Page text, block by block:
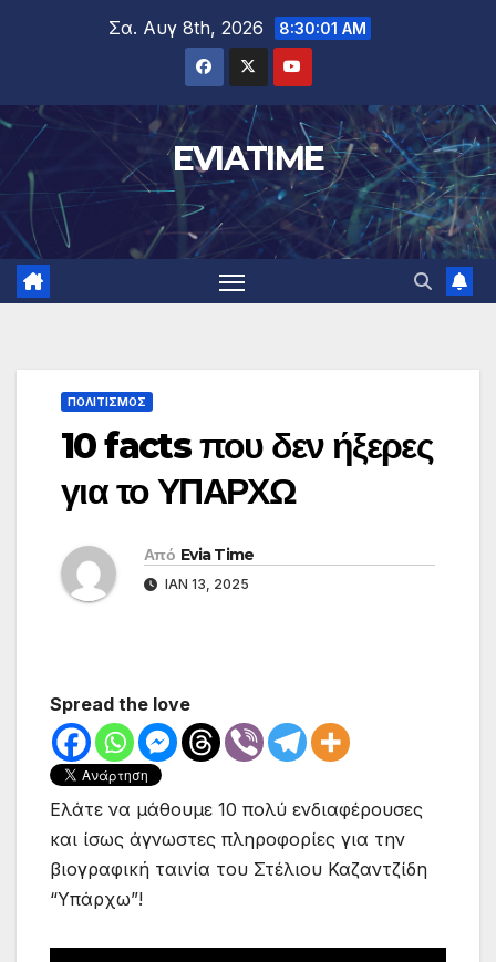
Σα. Αυγ 8th, 2026 8:30:02 AM
EVIATIME
ΠΟΛΙΤΙΣΜΟΣ
10 facts που δεν ήξερες
για το ΥΠΑΡΧΩ
Από Evia Time
ΙΑΝ 13, 2025
Spread the love
Ελάτε να μάθουμε 10 πολύ ενδιαφέρουσες
και ίσως άγνωστες πληροφορίες για την
βιογραφική ταινία του Στέλιου Καζαντζίδη
“Υπάρχω”!